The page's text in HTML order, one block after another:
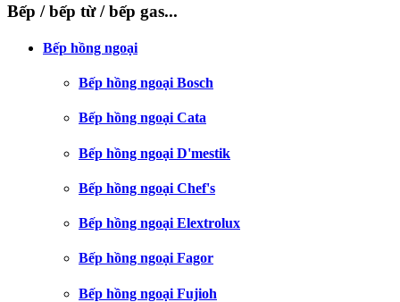
Bếp / bếp từ / bếp gas...
Bếp hồng ngoại
Bếp hồng ngoại Bosch
Bếp hồng ngoại Cata
Bếp hồng ngoại D'mestik
Bếp hồng ngoại Chef's
Bếp hồng ngoại Elextrolux
Bếp hồng ngoại Fagor
Bếp hồng ngoại Fujioh